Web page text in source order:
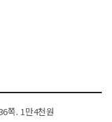
쪽. 1만4천원